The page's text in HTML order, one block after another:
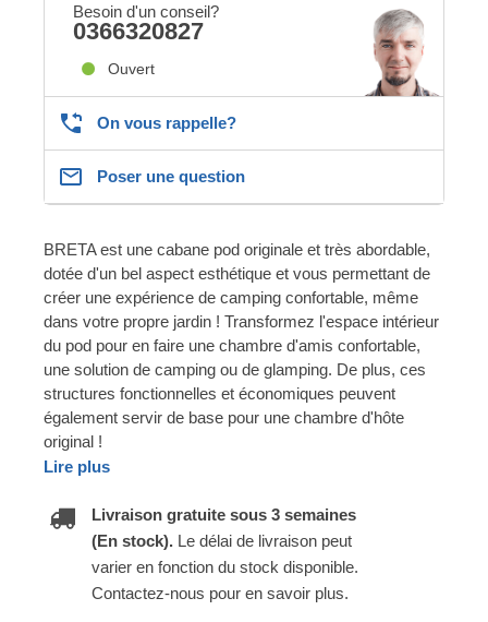
Besoin d'un conseil?
0366320827
Ouvert
On vous rappelle?
Poser une question
BRETA est une cabane pod originale et très abordable,
dotée d'un bel aspect esthétique et vous permettant de
créer une expérience de camping confortable, même
dans votre propre jardin ! Transformez l'espace intérieur
du pod pour en faire une chambre d'amis confortable,
une solution de camping ou de glamping. De plus, ces
structures fonctionnelles et économiques peuvent
également servir de base pour une chambre d'hôte
original !
Lire plus
Livraison gratuite sous 3 semaines
(En stock). Le délai de livraison peut
varier en fonction du stock disponible.
Contactez-nous pour en savoir plus.